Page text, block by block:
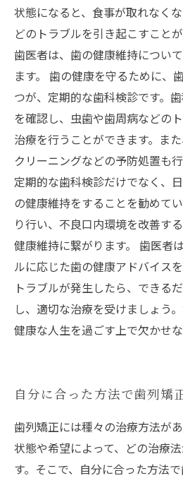
状態になると、食事が取れなく
どのトラブルを引き起こすこと
歯医者は、歯の健康維持につい
ます。 歯の健康を守るために、
つが、定期的な歯科検診です。
を確認し、虫歯や歯周病などの
治療を行うことができます。ま
クリーニングなどの予防処置も行
定期的な歯科検診だけでなく、
の健康維持をすることを勧めて
り行い、不良口内環境を改善す
健康維持に繋がります。 歯医者
ルに応じた歯の健康アドバイス
トラブルが発生したら、できる
し、適切な治療を受けましょう
健康な人生を過ごす上で欠かせな
自分に合った方法で歯列矯
歯列矯正には種々の治療方法が
状態や希望によって、どの治療
す。そこで、自分に合った方法